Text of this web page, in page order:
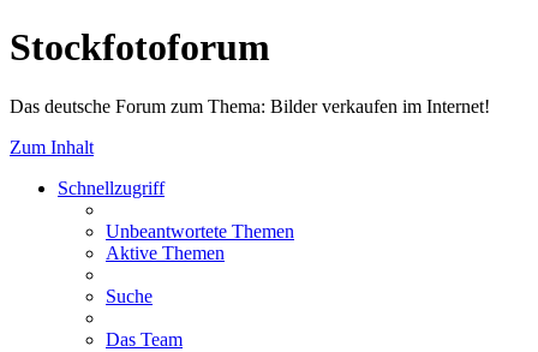
Stockfotoforum
Das deutsche Forum zum Thema: Bilder verkaufen im Internet!
Zum Inhalt
Schnellzugriff
Unbeantwortete Themen
Aktive Themen
Suche
Das Team